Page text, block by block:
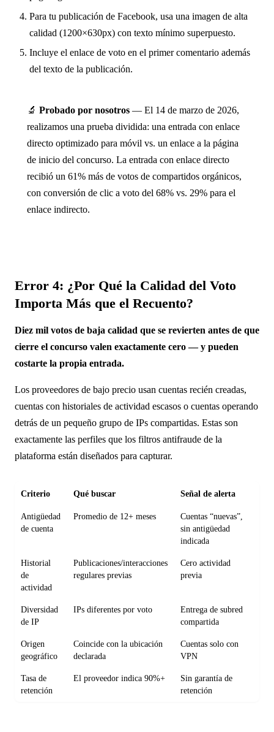
Para tu publicación de Facebook, usa una imagen de alta
calidad (1200×630px) con texto mínimo superpuesto.
Incluye el enlace de voto en el primer comentario además
del texto de la publicación.
🔬 Probado por nosotros — El 14 de marzo de 2026,
realizamos una prueba dividida: una entrada con enlace
directo optimizado para móvil vs. un enlace a la página
de inicio del concurso. La entrada con enlace directo
recibió un 61% más de votos de compartidos orgánicos,
con conversión de clic a voto del 68% vs. 29% para el
enlace indirecto.
Error 4: ¿Por Qué la Calidad del Voto
Importa Más que el Recuento?
Diez mil votos de baja calidad que se revierten antes de que
cierre el concurso valen exactamente cero — y pueden
costarte la propia entrada.
Los proveedores de bajo precio usan cuentas recién creadas,
cuentas con historiales de actividad escasos o cuentas operando
detrás de un pequeño grupo de IPs compartidas. Estas son
exactamente las perfiles que los filtros antifraude de la
plataforma están diseñados para capturar.
Criterio Qué buscar Señal de alerta
Antigüedad
de cuenta
Promedio de 12+ meses
Cuentas “nuevas”,
sin antigüedad
indicada
Historial
de
actividad
Publicaciones/interacciones
regulares previas
Cero actividad
previa
Diversidad
de IP
IPs diferentes por voto
Entrega de subred
compartida
Origen
geográfico
Coincide con la ubicación
declarada
Cuentas solo con
VPN
Tasa de
retención
El proveedor indica 90%+
Sin garantía de
retención